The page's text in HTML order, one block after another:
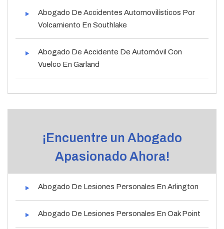
Abogado De Accidentes Automovilísticos Por
Volcamiento En Southlake
Abogado De Accidente De Automóvil Con
Vuelco En Garland
¡Encuentre un Abogado
Apasionado Ahora!
Abogado De Lesiones Personales En Arlington
Abogado De Lesiones Personales En Oak Point